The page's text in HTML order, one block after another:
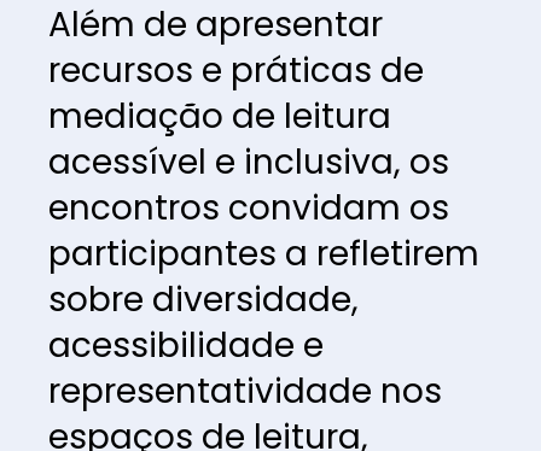
Além de apresentar
recursos e práticas de
mediação de leitura
acessível e inclusiva, os
encontros convidam os
participantes a refletirem
sobre diversidade,
acessibilidade e
representatividade nos
espaços de leitura,